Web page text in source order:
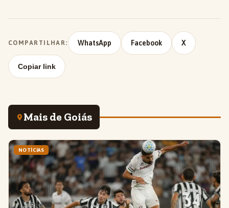
COMPARTILHAR: WhatsApp Facebook X
Copiar link
Mais de Goiás
NOTÍCIAS